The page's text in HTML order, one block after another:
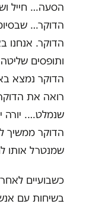
הסעה… חייל
הדוקר…
הדוקר. אנחנו
ותופסים
הדוקר נמצא
רואה את
שנמלט…. יורה
הדוקר ממשיך
שמנטרל אותו
כשבועיים
בשיחות עם